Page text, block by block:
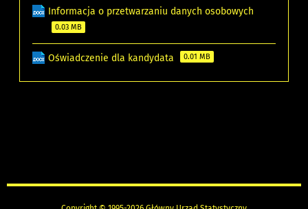
Informacja o przetwarzaniu danych osobowych
0.03 MB
Oświadczenie dla kandydata 0.01 MB